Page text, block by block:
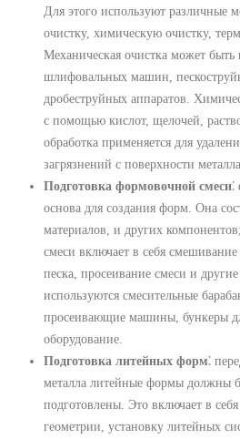
Для этого используют различные
очистку, химическую очистку,
Механическая очистка может
шлифовальных машин,
дробеструйных аппаратов.
с помощью кислот, щелочей,
обработка применяется для
загрязнений с поверхности металла.
Подготовка формовочной смеси
основа для создания форм. Она
материалов, и других
смеси включает в себя
песка, просеивание смеси и
используются смесительные
просеивающие машины, бункеры
оборудование.
Подготовка литейных форм⁚
металла литейные формы должны
подготовлены. Это включает в
геометрии, установку литейных